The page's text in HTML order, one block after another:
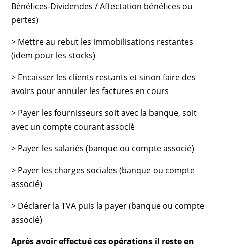
Bénéfices-Dividendes / Affectation bénéfices ou
pertes)
> Mettre au rebut les immobilisations restantes
(idem pour les stocks)
> Encaisser les clients restants et sinon faire des
avoirs pour annuler les factures en cours
> Payer les fournisseurs soit avec la banque, soit
avec un compte courant associé
> Payer les salariés (banque ou compte associé)
> Payer les charges sociales (banque ou compte
associé)
> Déclarer la TVA puis la payer (banque ou compte
associé)
Après avoir effectué ces opérations il reste en